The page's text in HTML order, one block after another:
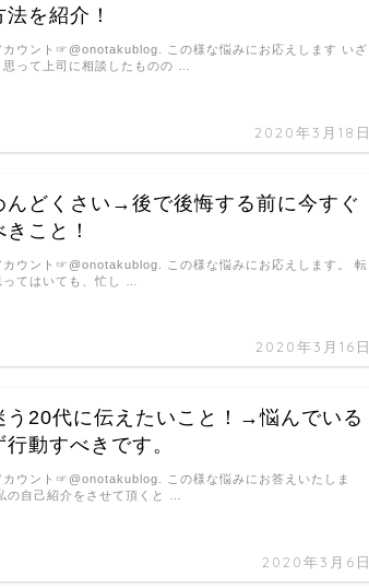
を紹介！
2020年3月18日
カウント☞@onotakublog. この様な悩みにお応えします いざ
って上司に相談したものの …
んどくさい→後で後悔する前に今すぐ
こと！
2020年3月16日
カウント☞@onotakublog. この様な悩みにお応えします。 転
てはいても、忙し …
う20代に伝えたいこと！→悩んでいる
動すべきです。
2020年3月6日
カウント☞@onotakublog. この様な悩みにお答えいたしま
の自己紹介をさせて頂くと …